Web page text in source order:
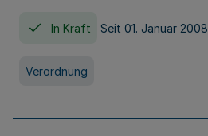
In Kraft Seit 01. Januar 2008
Verordnung